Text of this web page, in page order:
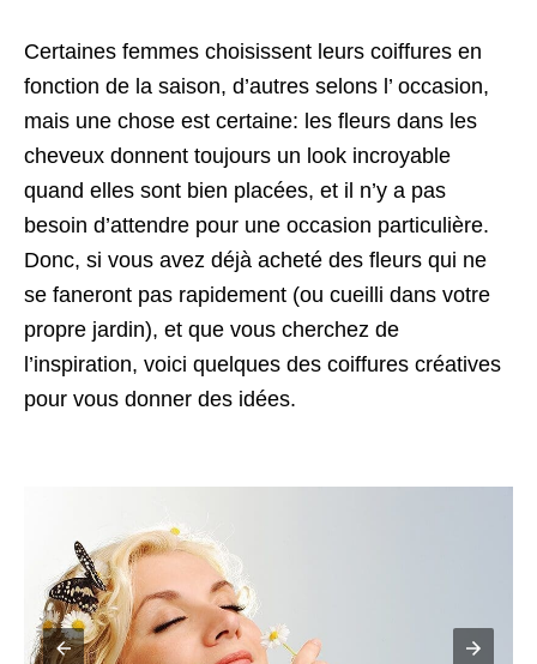
Certaines femmes choisissent leurs coiffures en
fonction de la saison, d’autres selons l’ occasion,
mais une chose est certaine: les fleurs dans les
cheveux donnent toujours un look incroyable
quand elles sont bien placées, et il n’y a pas
besoin d’attendre pour une occasion particulière.
Donc, si vous avez déjà acheté des fleurs qui ne
se faneront pas rapidement (ou cueilli dans votre
propre jardin), et que vous cherchez de
l’inspiration, voici quelques des coiffures créatives
pour vous donner des idées.